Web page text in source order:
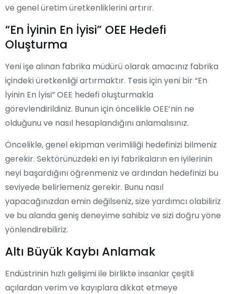
ve genel üretim üretkenliklerini artırır.
“En İyinin En İyisi” OEE Hedefi
Oluşturma
Yeni işe alınan fabrika müdürü olarak amacınız fabrika
içindeki üretkenliği artırmaktır. Tesis için yeni bir “En
İyinin En İyisi” OEE hedefi oluşturmakla
görevlendirildiniz. Bunun için öncelikle OEE’nin ne
olduğunu ve nasıl hesaplandığını anlamalısınız.
Öncelikle, genel ekipman verimliliği hedefinizi bilmeniz
gerekir. Sektörünüzdeki en iyi fabrikaların en iyilerinin
neyi başardığını öğrenmeniz ve ardından hedefinizi bu
seviyede belirlemeniz gerekir. Bunu nasıl
yapacağınızdan emin değilseniz, size yardımcı olabiliriz
ve bu alanda geniş deneyime sahibiz ve sizi doğru yöne
yönlendirebiliriz.
Altı Büyük Kaybı Anlamak
Endüstrinin hızlı gelişimi ile birlikte insanlar çeşitli
açılardan verim ve kayıplara dikkat etmeye